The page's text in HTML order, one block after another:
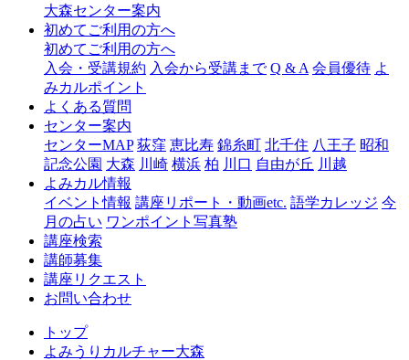
ャ
森
大森センター案内
初めてご利用の方へ
初めてご利用の方へ
入会・受講規約 入会から受講まで Q & A 会員優待 よ
みカルポイント
よくある質問
センター案内
センターMAP 荻窪 恵比寿 錦糸町 北千住 八王子 昭和
記念公園 大森 川崎 横浜 柏 川口 自由が丘 川越
よみカル情報
イベント情報 講座リポート・動画etc. 語学カレッジ 今
月の占い ワンポイント写真塾
講座検索
講師募集
講座リクエスト
お問い合わせ
トップ
よみうりカルチャー大森